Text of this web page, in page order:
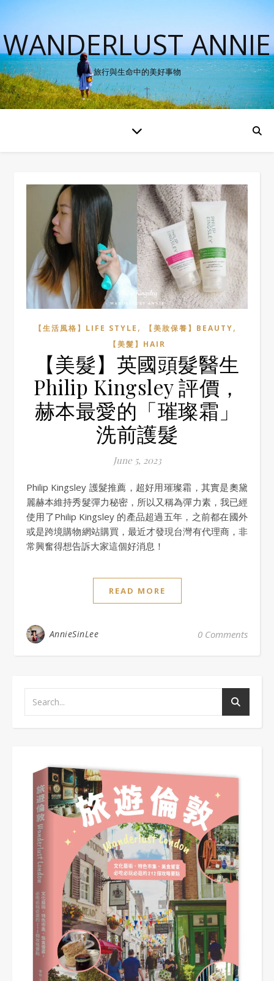
WANDERLUST ANNIE
旅行與生命中的美好事物
【生活風格】LIFE STYLE , 【美妝保養】BEAUTY,
【美髮】HAIR
【美髮】英國頭髮醫生
Philip Kingsley 評價，
赫本最愛的「璀璨霜」
洗前護髮
June 5, 2023
Philip Kingsley 護髮推薦，超好用璀璨霜，其實是奧黛
麗赫本維持秀髮彈力秘密，所以又稱為彈力素，我已經
使用了Philip Kingsley 的產品超過五年，之前都在國外
或是跨境購物網站購買，最近才發現台灣有代理商，非
常興奮得想告訴大家這個好消息！
READ MORE
AnnieSinLee 0 Comments